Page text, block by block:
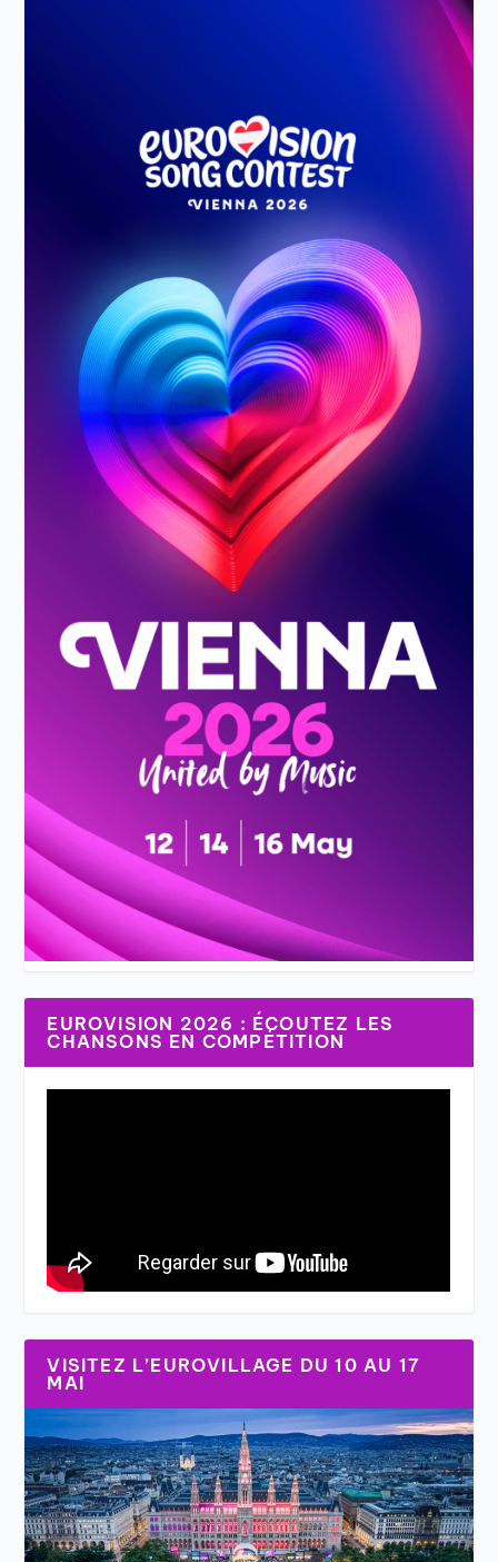
EUROVISION 2026 : ÉCOUTEZ LES
CHANSONS EN COMPÉTITION
VISITEZ L’EUROVILLAGE DU 10 AU 17
MAI